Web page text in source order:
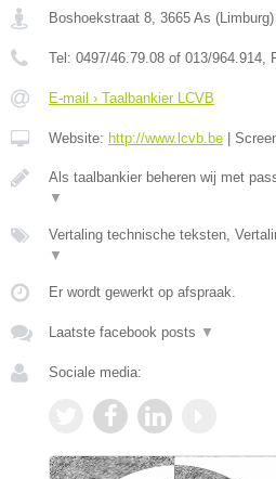
Boshoekstraat 8 3665 As ( Limburg)
Tel: 0497/46.79.08 of 013/964.914 ,
E-mail › Taalbankier LCVB
Website: http://www.lcvb.be
Als taalbankier beheren wij met
▼
Vertaling technische teksten,
▼
Er wordt gewerkt op afspraak.
Laatste facebook posts ▼
Sociale media: